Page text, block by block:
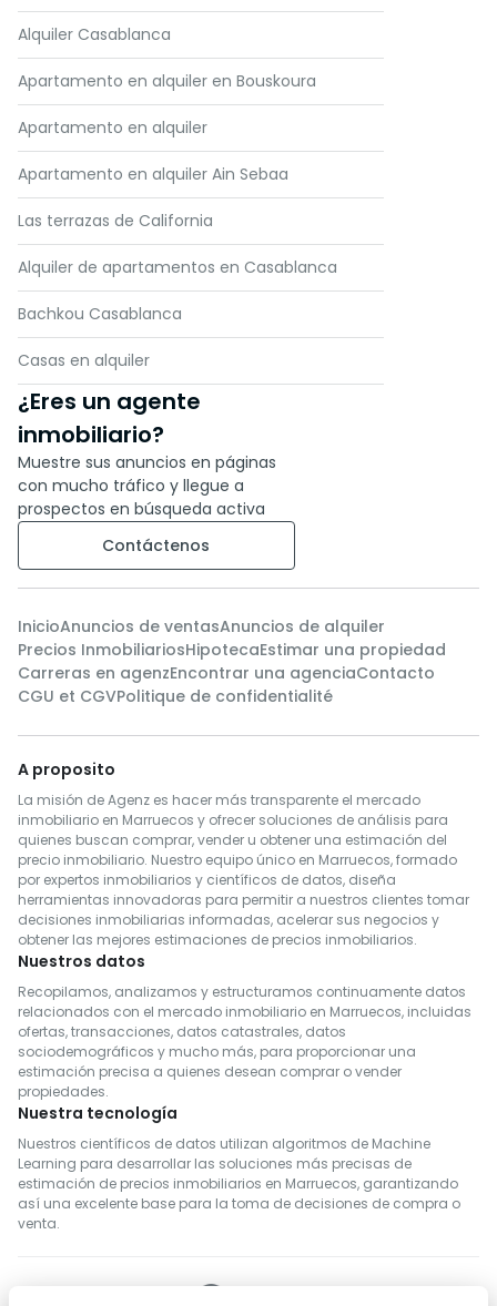
Alquiler Casablanca
Apartamento en alquiler en Bouskoura
Apartamento en alquiler
Apartamento en alquiler Ain Sebaa
Las terrazas de California
Alquiler de apartamentos en Casablanca
Bachkou Casablanca
Casas en alquiler
¿Eres un agente
inmobiliario?
Muestre sus anuncios en páginas
con mucho tráfico y llegue a
prospectos en búsqueda activa
Contáctenos
InicioAnuncios de ventasAnuncios de alquiler
Precios InmobiliariosHipotecaEstimar una propiedad
Carreras en agenzEncontrar una agenciaContacto
CGU et CGVPolitique de confidentialité
A proposito
La misión de Agenz es hacer más transparente el mercado
inmobiliario en Marruecos y ofrecer soluciones de análisis para
quienes buscan comprar, vender u obtener una estimación del
precio inmobiliario. Nuestro equipo único en Marruecos, formado
por expertos inmobiliarios y científicos de datos, diseña
herramientas innovadoras para permitir a nuestros clientes tomar
decisiones inmobiliarias informadas, acelerar sus negocios y
obtener las mejores estimaciones de precios inmobiliarios.
Nuestros datos
Recopilamos, analizamos y estructuramos continuamente datos
relacionados con el mercado inmobiliario en Marruecos, incluidas
ofertas, transacciones, datos catastrales, datos
sociodemográficos y mucho más, para proporcionar una
estimación precisa a quienes desean comprar o vender
propiedades.
Nuestra tecnología
Nuestros científicos de datos utilizan algoritmos de Machine
Learning para desarrollar las soluciones más precisas de
estimación de precios inmobiliarios en Marruecos, garantizando
así una excelente base para la toma de decisiones de compra o
venta.